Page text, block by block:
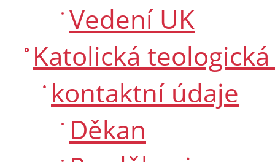
Vedení UK
Katolická
kontaktní údaje
Děkan